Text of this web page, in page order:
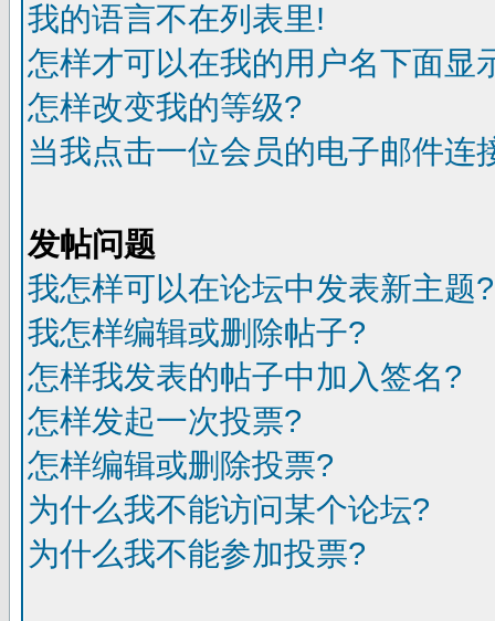
我的语言不在列表里!
怎样才可以在我的用户名下面显
怎样改变我的等级?
当我点击一位会员的电子邮件连
发帖问题
我怎样可以在论坛中发表新主题?
我怎样编辑或删除帖子?
怎样我发表的帖子中加入签名?
怎样发起一次投票?
怎样编辑或删除投票?
为什么我不能访问某个论坛?
为什么我不能参加投票?